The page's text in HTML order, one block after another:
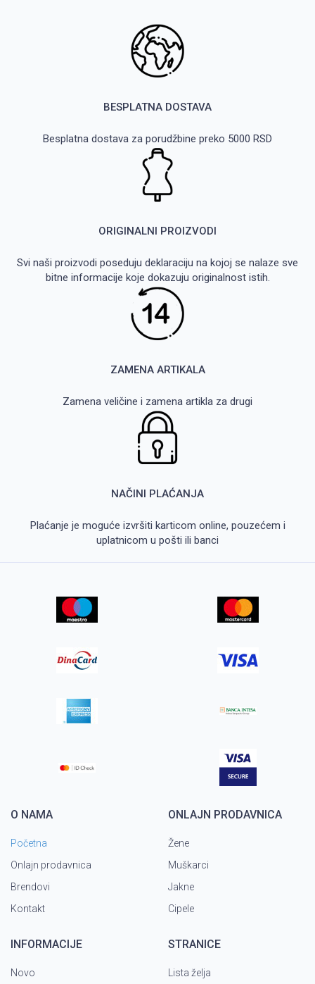
BESPLATNA DOSTAVA
Besplatna dostava za porudžbine preko 5000 RSD
ORIGINALNI PROIZVODI
Svi naši proizvodi poseduju deklaraciju na kojoj se nalaze sve
bitne informacije koje dokazuju originalnost istih.
ZAMENA ARTIKALA
Zamena veličine i zamena artikla za drugi
NAČINI PLAĆANJA
Plaćanje je moguće izvršiti karticom online, pouzećem i
uplatnicom u pošti ili banci
O NAMA
Početna
Onlajn prodavnica
Brendovi
Kontakt
ONLAJN PRODAVNICA
Žene
Muškarci
Jakne
Cipele
INFORMACIJE
Novo
STRANICE
Lista želja